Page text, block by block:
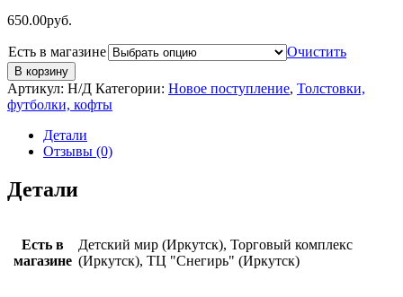
650.00руб.
Есть в магазине Очистить
В корзину
Артикул: Н/Д Категории: Новое поступление, Толстовки,
футболки, кофты
Детали
Отзывы (0)
Детали
Есть в
магазине
Детский мир (Иркутск), Торговый комплекс
(Иркутск), ТЦ "Снегирь" (Иркутск)